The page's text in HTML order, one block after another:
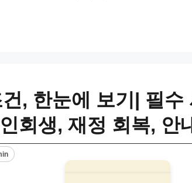
, 한눈에 보기| 필수
회생, 재정 회복, 안